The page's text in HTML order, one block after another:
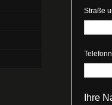
Straße
Ihre